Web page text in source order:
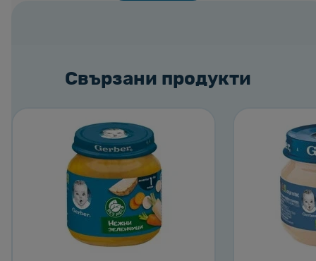
Свързани продукти